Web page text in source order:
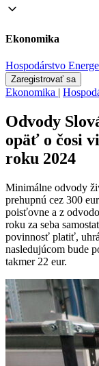
Ekonomika
Hospodárstvo
Zaregistrovať sa
Ekonomika |
Odvody
opäť o čosi
roku 2024
Minimálne odvody
prehupnú cez 300
poisťovne a z
roku za seba
povinnosť platiť,
nasledujúcom bude
takmer 22 eur.